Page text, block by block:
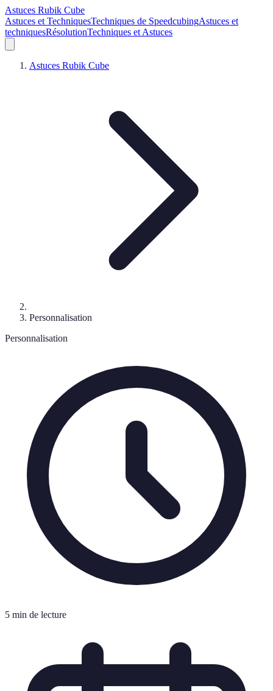
Astuces Rubik Cube
Astuces et TechniquesTechniques de SpeedcubingAstuces et
techniquesRésolutionTechniques et Astuces
Astuces Rubik Cube
Personnalisation
Personnalisation
5 min de lecture